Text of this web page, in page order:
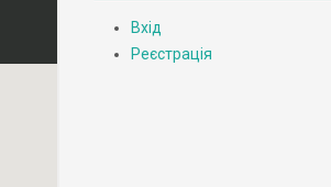
Вхід
Реєстрація